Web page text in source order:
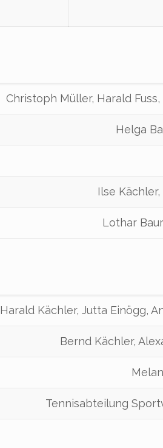
Christoph Müller, Harald
Helga
Ilse
Lothar
Harald Kächler, Jutta Einögg,
Bernd Kächler,
Tennisabteilung